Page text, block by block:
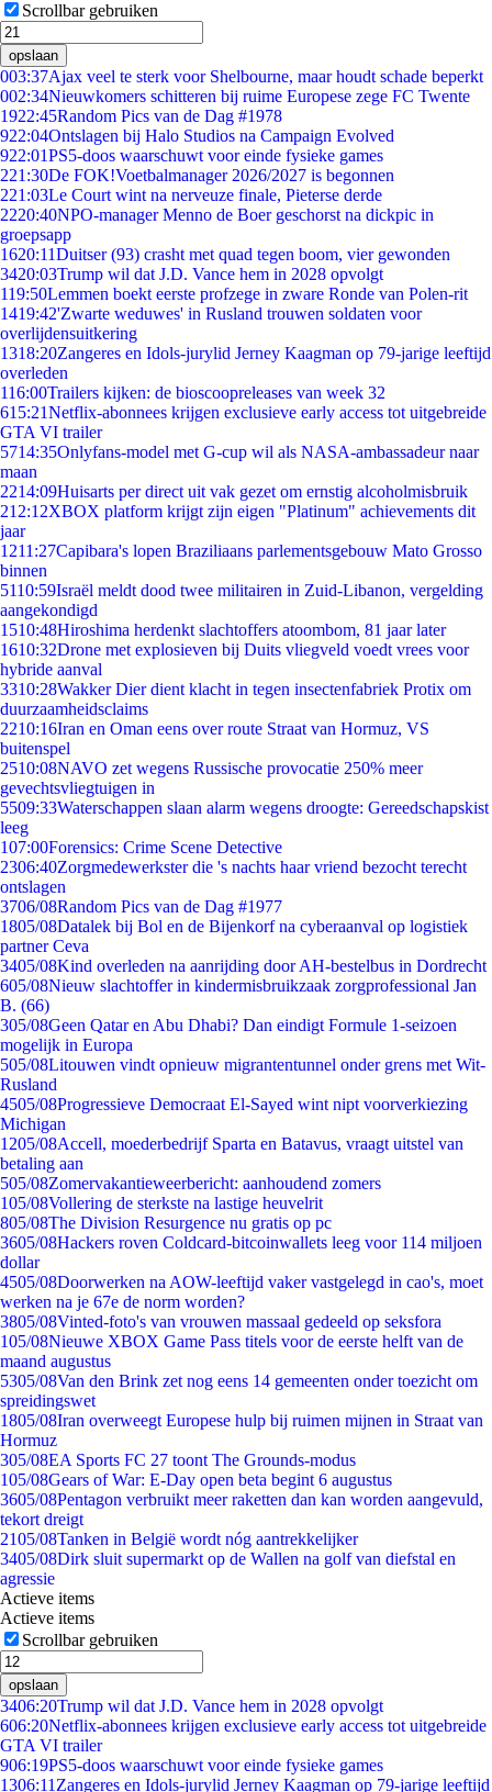
Scrollbar gebruiken
opslaan
003:37Ajax veel te sterk voor Shelbourne, maar houdt schade beperkt
002:34Nieuwkomers schitteren bij ruime Europese zege FC Twente
1922:45Random Pics van de Dag #1978
922:04Ontslagen bij Halo Studios na Campaign Evolved
922:01PS5-doos waarschuwt voor einde fysieke games
221:30De FOK!Voetbalmanager 2026/2027 is begonnen
221:03Le Court wint na nerveuze finale, Pieterse derde
2220:40NPO-manager Menno de Boer geschorst na dickpic in
groepsapp
1620:11Duitser (93) crasht met quad tegen boom, vier gewonden
3420:03Trump wil dat J.D. Vance hem in 2028 opvolgt
119:50Lemmen boekt eerste profzege in zware Ronde van Polen-rit
1419:42'Zwarte weduwes' in Rusland trouwen soldaten voor
overlijdensuitkering
1318:20Zangeres en Idols-jurylid Jerney Kaagman op 79-jarige leeftijd
overleden
116:00Trailers kijken: de bioscoopreleases van week 32
615:21Netflix-abonnees krijgen exclusieve early access tot uitgebreide
GTA VI trailer
5714:35Onlyfans-model met G-cup wil als NASA-ambassadeur naar
maan
2214:09Huisarts per direct uit vak gezet om ernstig alcoholmisbruik
212:12XBOX platform krijgt zijn eigen "Platinum" achievements dit
jaar
1211:27Capibara's lopen Braziliaans parlementsgebouw Mato Grosso
binnen
5110:59Israël meldt dood twee militairen in Zuid-Libanon, vergelding
aangekondigd
1510:48Hiroshima herdenkt slachtoffers atoombom, 81 jaar later
1610:32Drone met explosieven bij Duits vliegveld voedt vrees voor
hybride aanval
3310:28Wakker Dier dient klacht in tegen insectenfabriek Protix om
duurzaamheidsclaims
2210:16Iran en Oman eens over route Straat van Hormuz, VS
buitenspel
2510:08NAVO zet wegens Russische provocatie 250% meer
gevechtsvliegtuigen in
5509:33Waterschappen slaan alarm wegens droogte: Gereedschapskist
leeg
107:00Forensics: Crime Scene Detective
2306:40Zorgmedewerkster die 's nachts haar vriend bezocht terecht
ontslagen
3706/08Random Pics van de Dag #1977
1805/08Datalek bij Bol en de Bijenkorf na cyberaanval op logistiek
partner Ceva
3405/08Kind overleden na aanrijding door AH-bestelbus in Dordrecht
605/08Nieuw slachtoffer in kindermisbruikzaak zorgprofessional Jan
B. (66)
305/08Geen Qatar en Abu Dhabi? Dan eindigt Formule 1-seizoen
mogelijk in Europa
505/08Litouwen vindt opnieuw migrantentunnel onder grens met Wit-
Rusland
4505/08Progressieve Democraat El-Sayed wint nipt voorverkiezing
Michigan
1205/08Accell, moederbedrijf Sparta en Batavus, vraagt uitstel van
betaling aan
505/08Zomervakantieweerbericht: aanhoudend zomers
105/08Vollering de sterkste na lastige heuvelrit
805/08The Division Resurgence nu gratis op pc
3605/08Hackers roven Coldcard-bitcoinwallets leeg voor 114 miljoen
dollar
4505/08Doorwerken na AOW-leeftijd vaker vastgelegd in cao's, moet
werken na je 67e de norm worden?
3805/08Vinted-foto's van vrouwen massaal gedeeld op seksfora
105/08Nieuwe XBOX Game Pass titels voor de eerste helft van de
maand augustus
5305/08Van den Brink zet nog eens 14 gemeenten onder toezicht om
spreidingswet
1805/08Iran overweegt Europese hulp bij ruimen mijnen in Straat van
Hormuz
305/08EA Sports FC 27 toont The Grounds-modus
105/08Gears of War: E-Day open beta begint 6 augustus
3605/08Pentagon verbruikt meer raketten dan kan worden aangevuld,
tekort dreigt
2105/08Tanken in België wordt nóg aantrekkelijker
3405/08Dirk sluit supermarkt op de Wallen na golf van diefstal en
agressie
Actieve items
Actieve items
Scrollbar gebruiken
opslaan
3406:20Trump wil dat J.D. Vance hem in 2028 opvolgt
606:20Netflix-abonnees krijgen exclusieve early access tot uitgebreide
GTA VI trailer
906:19PS5-doos waarschuwt voor einde fysieke games
1306:11 Zangeres en Idols-jurylid Jerney Kaagman op 79-jarige leeftijd